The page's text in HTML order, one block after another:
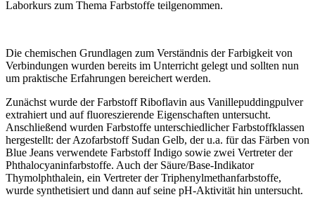
Laborkurs zum Thema Farbstoffe teilgenommen.
Die chemischen Grundlagen zum Verständnis der Farbigkeit von
Verbindungen wurden bereits im Unterricht gelegt und sollten nun
um praktische Erfahrungen bereichert werden.
Zunächst wurde der Farbstoff Riboflavin aus Vanillepuddingpulver
extrahiert und auf fluoreszierende Eigenschaften untersucht.
Anschließend wurden Farbstoffe unterschiedlicher Farbstoffklassen
hergestellt: der Azofarbstoff Sudan Gelb, der u.a. für das Färben von
Blue Jeans verwendete Farbstoff Indigo sowie zwei Vertreter der
Phthalocyaninfarbstoffe. Auch der Säure/Base-Indikator
Thymolphthalein, ein Vertreter der Triphenylmethanfarbstoffe,
wurde synthetisiert und dann auf seine pH-Aktivität hin untersucht.